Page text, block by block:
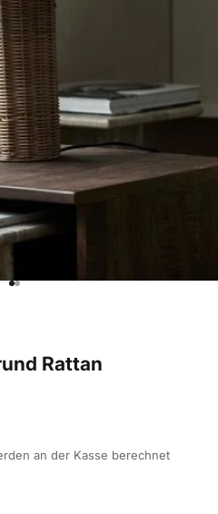
Gehe zu Element 1
Gehe zu Element 2
Rattan
an der Kasse berechnet